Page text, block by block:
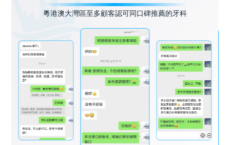
粵港澳大灣區至多顧客認可同口碑推薦的牙科